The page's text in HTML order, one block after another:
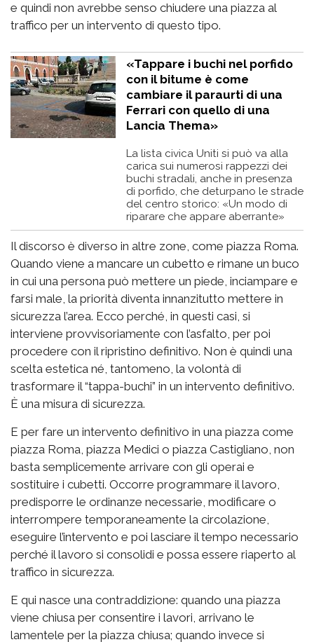
e quindi non avrebbe senso chiudere una piazza al
traffico per un intervento di questo tipo.
«Tappare i buchi nel porfido
con il bitume è come
cambiare il paraurti di una
Ferrari con quello di una
Lancia Thema»
La lista civica Uniti si può va alla
carica sui numerosi rappezzi dei
buchi stradali, anche in presenza
di porfido, che deturpano le strade
del centro storico: «Un modo di
riparare che appare aberrante»
Il discorso è diverso in altre zone, come piazza Roma.
Quando viene a mancare un cubetto e rimane un buco
in cui una persona può mettere un piede, inciampare e
farsi male, la priorità diventa innanzitutto mettere in
sicurezza l’area. Ecco perché, in questi casi, si
interviene provvisoriamente con l’asfalto, per poi
procedere con il ripristino definitivo. Non è quindi una
scelta estetica né, tantomeno, la volontà di
trasformare il “tappa-buchi” in un intervento definitivo.
È una misura di sicurezza.
E per fare un intervento definitivo in una piazza come
piazza Roma, piazza Medici o piazza Castigliano, non
basta semplicemente arrivare con gli operai e
sostituire i cubetti. Occorre programmare il lavoro,
predisporre le ordinanze necessarie, modificare o
interrompere temporaneamente la circolazione,
eseguire l’intervento e poi lasciare il tempo necessario
perché il lavoro si consolidi e possa essere riaperto al
traffico in sicurezza.
E qui nasce una contraddizione: quando una piazza
viene chiusa per consentire i lavori, arrivano le
lamentele per la piazza chiusa; quando invece si